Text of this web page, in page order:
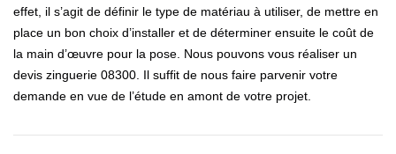
effet, il s’agit de définir le type de matériau à utiliser, de mettre en
place un bon choix d’installer et de déterminer ensuite le coût de
la main d’œuvre pour la pose. Nous pouvons vous réaliser un
devis zinguerie 08300. Il suffit de nous faire parvenir votre
demande en vue de l’étude en amont de votre projet.